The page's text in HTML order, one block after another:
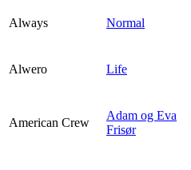
Always Normal
Alwero Life
American Crew
Adam og Eva
Frisør